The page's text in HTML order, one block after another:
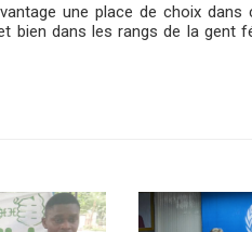
une place de choix dans
bien dans les rangs de la gent